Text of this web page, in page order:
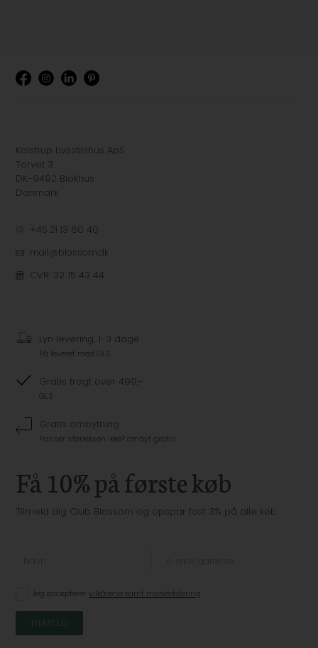
Kalstrup Livsstilshus ApS
Torvet 3
DK-9492 Blokhus
Danmark
+45 21 13 60 40
mail@blossom.dk
CVR: 32 15 43 44
Lyn levering, 1-3 dage
Få leveret med GLS
Gratis fragt over 499,-
GLS
Gratis ombytning
Passer størrelsen ikke? ombyt gratis
Få 10% på første køb
Tilmeld dig Club Blossom og opspar fast 3% på alle køb
Jeg accepterervilkårene samt markedsføring